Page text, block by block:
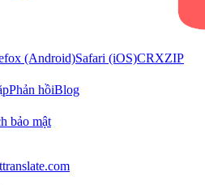
(Android)Safari (iOS)CRXZIP
Phản hồiBlog
bảo mật